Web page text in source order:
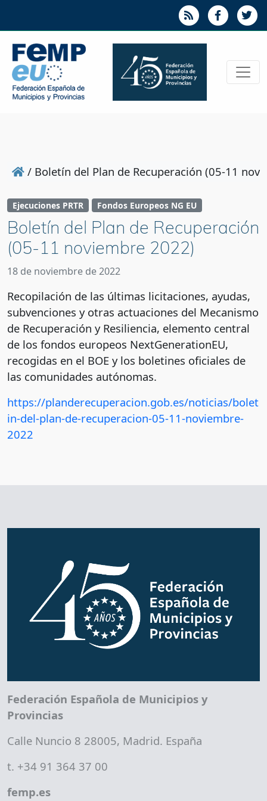
/ Boletín del Plan de Recuperación (05-11
Ejecuciones PRTR Fondos Europeos NG EU
Boletín del Plan de Recuperación
(05-11 noviembre 2022)
18 de noviembre de 2022
Recopilación de las últimas licitaciones, ayudas,
subvenciones y otras actuaciones del Mecanismo
de Recuperación y Resiliencia, elemento central
de los fondos europeos NextGenerationEU,
recogidas en el BOE y los boletines oficiales de
las comunidades autónomas.
https://planderecuperacion.gob.es/noticias/bolet
in-del-plan-de-recuperacion-05-11-noviembre-
2022
Federación Española de Municipios y
Provincias
Calle Nuncio 8 28005, Madrid. España
t. +34 91 364 37 00
femp.es